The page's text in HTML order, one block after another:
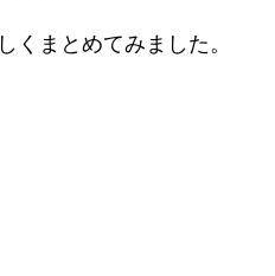
くまとめてみました。